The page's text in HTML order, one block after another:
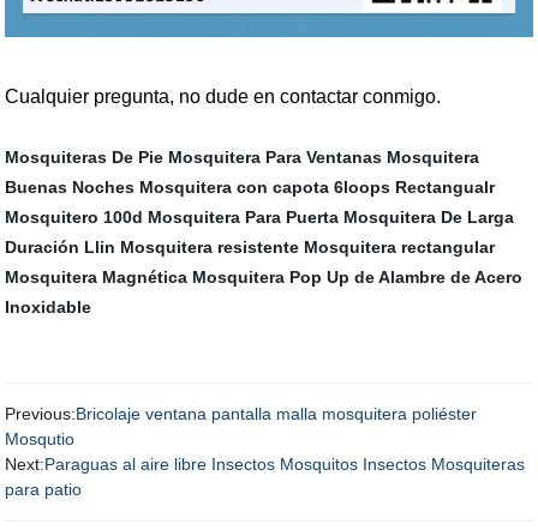
Cualquier pregunta, no dude en contactar conmigo.
Mosquiteras De Pie Mosquitera Para Ventanas Mosquitera
Buenas Noches Mosquitera con capota 6loops Rectangualr
Mosquitero 100d Mosquitera Para Puerta Mosquitera De Larga
Duración Llin Mosquitera resistente Mosquitera rectangular
Mosquitera Magnética Mosquitera Pop Up de Alambre de Acero
Inoxidable
Previous:Bricolaje ventana pantalla malla mosquitera poliéster
Mosqutio
Next:Paraguas al aire libre Insectos Mosquitos Insectos Mosquiteras
para patio